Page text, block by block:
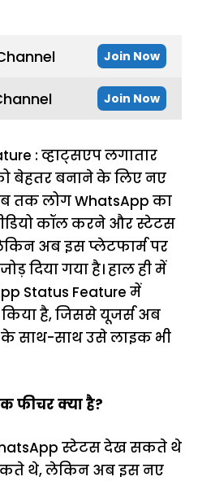
Join Now
Join Now
: व्हाट्सएप लगातार
बेहतर बनाने के लिए नए
तक लोग WhatsApp का
कॉल करने और स्टेटस
अब इस प्लेटफार्म पर
दिया गया है। हाल ही में
Status Feature में
है, जिससे यूजर्स अब
के साथ-साथ उसे लाइक भी
फीचर क्या है?
स्टेटस देख सकते थे
थे, लेकिन अब इस नए